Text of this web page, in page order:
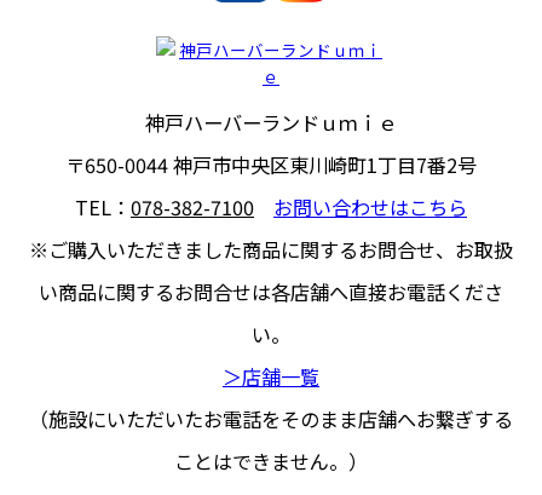
神戸ハーバーランドｕｍｉｅ
〒650-0044神戸市中央区東川崎町1丁目7番2号
TEL： 078-382-7100
お問い合わせはこちら
※ご購入いただきました商品に関するお問合せ、 お取扱
い商品に関するお問合せは各店舗へ直接お電話くださ
い。
＞店舗一覧
（施設にいただいたお電話をそのまま店舗へお繋ぎする
ことはできません。）